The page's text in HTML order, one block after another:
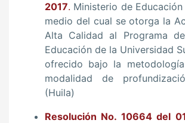
2017. Ministerio de
medio del cual se otorga la
Alta Calidad al Programa
Educación de la Universidad
ofrecido bajo la
modalidad de
(Huila)
Resolución No. 10664 del